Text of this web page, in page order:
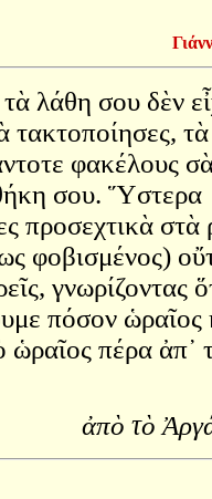
λάθη σου δὲν
τακτοποίησες,
φακέλους
σου. Ὕστερα
προσεχτικὰ
φοβισμένος)
γνωρίζοντας
πόσον ὡραῖος
πέρα ἀπ᾿
ἀπὸ τὸ